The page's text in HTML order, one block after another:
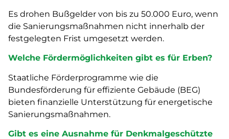
Es drohen Bußgelder von bis zu 50.000 Euro, wenn
die Sanierungsmaßnahmen nicht innerhalb der
festgelegten Frist umgesetzt werden.
Welche Fördermöglichkeiten gibt es für Erben?
Staatliche Förderprogramme wie die
Bundesförderung für effiziente Gebäude (BEG)
bieten finanzielle Unterstützung für energetische
Sanierungsmaßnahmen.
Gibt es eine Ausnahme für Denkmalgeschützte